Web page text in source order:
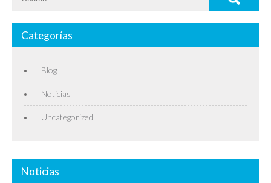
Categorías
Blog
Noticias
Uncategorized
Noticias